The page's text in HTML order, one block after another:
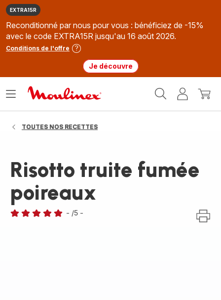
EXTRA15R
Reconditionné par nous pour vous : bénéficiez de -15%
avec le code EXTRA15R jusqu'au 16 août 2026.
Conditions de l'offre
Je découvre
MonMon
Ouvrir
TOUTES NOS RECETTES
Risotto truite fumée
poireaux
- /5 -